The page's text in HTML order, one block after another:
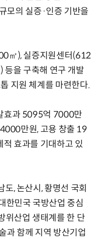
모의 실증·인증 기반을
㎡), 실증지원센터(612
을 구축해 연구 개발
지원 체계를 마련한다.
효과 5095억 7000만
만원, 고용 창출 19
효과를 기대하고 있
, 논산시, 황명선 국회
한민국 국방산업 중심
위산업 생태계를 한 단
과 함께 지역 방산기업